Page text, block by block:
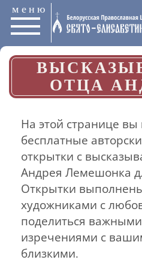
меню
ОТЦА
На этой странице вы
бесплатные
открытки с
Андрея Лемешонка
Открытки
художниками с
поделиться
изречениями с
близкими.